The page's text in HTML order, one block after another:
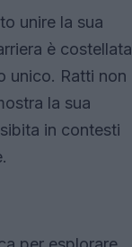
unire la sua
è costellata
unico. Ratti non
la sua
in contesti